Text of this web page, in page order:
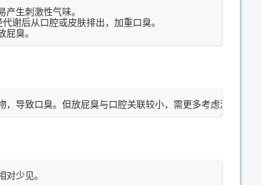
生刺激性气味。
谢后从口腔或皮肤排出，加重口臭。
臭。
导致口臭。但放屁臭与口腔关联较小，需更多考虑消化系统。
少见。